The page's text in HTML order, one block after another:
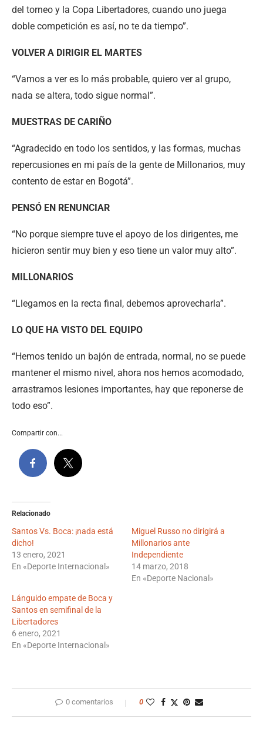
del torneo y la Copa Libertadores, cuando uno juega
doble competición es así, no te da tiempo”.
VOLVER A DIRIGIR EL MARTES
“Vamos a ver es lo más probable, quiero ver al grupo,
nada se altera, todo sigue normal”.
MUESTRAS DE CARIÑO
“Agradecido en todo los sentidos, y las formas, muchas
repercusiones en mi país de la gente de Millonarios, muy
contento de estar en Bogotá”.
PENSÓ EN RENUNCIAR
“No porque siempre tuve el apoyo de los dirigentes, me
hicieron sentir muy bien y eso tiene un valor muy alto”.
MILLONARIOS
“Llegamos en la recta final, debemos aprovecharla”.
LO QUE HA VISTO DEL EQUIPO
“Hemos tenido un bajón de entrada, normal, no se puede
mantener el mismo nivel, ahora nos hemos acomodado,
arrastramos lesiones importantes, hay que reponerse de
todo eso”.
Compartir con...
Relacionado
Santos Vs. Boca: ¡nada está
dicho!
13 enero, 2021
En «Deporte Internacional»
Miguel Russo no dirigirá a
Millonarios ante
Independiente
14 marzo, 2018
En «Deporte Nacional»
Lánguido empate de Boca y
Santos en semifinal de la
Libertadores
6 enero, 2021
En «Deporte Internacional»
0 comentarios 0